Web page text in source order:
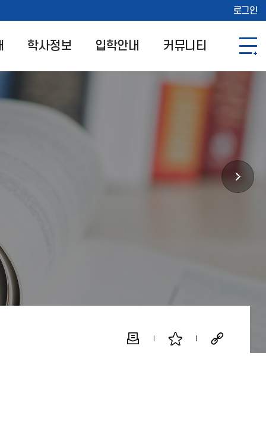
로그인
학사정보 입학안내 커뮤니티